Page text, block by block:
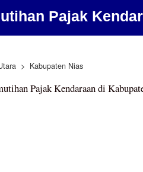
Pajak
Kabupaten Nias
Pajak Kendaraan di